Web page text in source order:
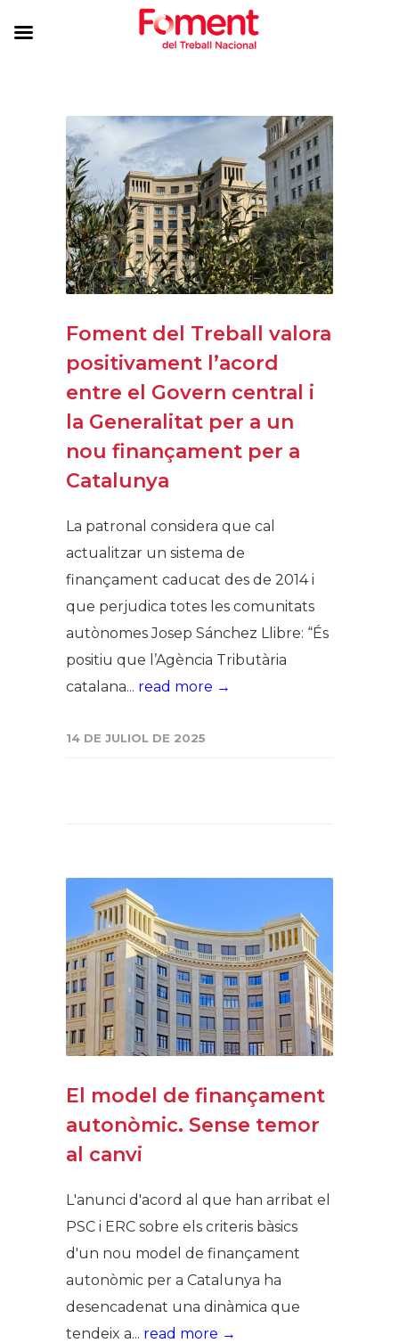
Foment del Treball valora
positivament l’acord
entre el Govern central i
la Generalitat per a un
nou finançament per a
Catalunya
La patronal considera que cal
actualitzar un sistema de
finançament caducat des de 2014 i
que perjudica totes les comunitats
autònomes Josep Sánchez Llibre: “És
positiu que l’Agència Tributària
catalana... read more →
14 DE JULIOL DE 2025
El model de finançament
autonòmic. Sense temor
al canvi
L'anunci d'acord al que han arribat el
PSC i ERC sobre els criteris bàsics
d'un nou model de finançament
autonòmic per a Catalunya ha
desencadenat una dinàmica que
tendeix a... read more →